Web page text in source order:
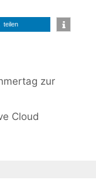
teilen
zur
Cloud